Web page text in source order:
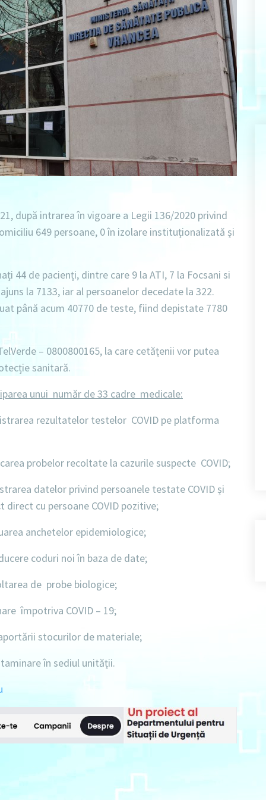
, după intrarea în vigoare a Legii 136/2020 privind
649 persoane, 0în izolare instituționalizată și
44 de pacienți, dintre care 9 la ATI, 7 la Focsani si
la 7133, iar al persoanelor decedate la 322.
până acum 40770 de teste, fiind depistate 7780
– 0800800165, la care cetățenii vor putea
sanitară.
unui număr de 33 cadre medicale:
rezultatelor testelor COVID pe platforma
probelor recoltate la cazurile suspecte COVID;
datelor privind persoanele testate COVID și
cu persoane COVID pozitive;
anchetelor epidemiologice;
coduri noi în baza de date;
de probe biologice;
împotriva COVID – 19;
stocurilor de materiale;
în sediul unității.